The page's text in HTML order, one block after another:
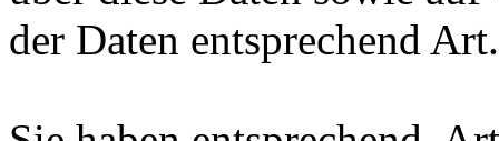
der Daten entsprechend